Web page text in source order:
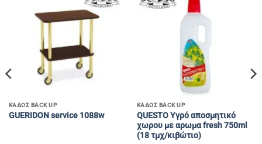
ΚΑΔΟΣ BACK UP
GUERIDON service 1088w
ΚΑΔΟΣ BACK UP
QUESTO Υγρό αποσμητικό
χωρου με αρωμα fresh 750ml
(18 τμχ/κιβώτιο)